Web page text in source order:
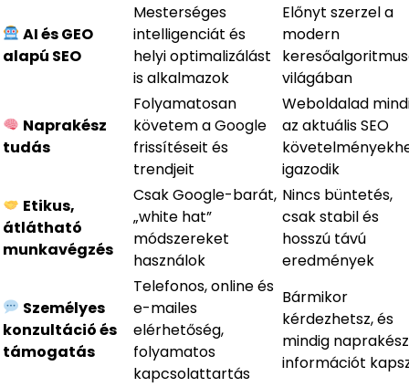
AI és GEO
alapú SEO
Mesterséges
intelligenciát és
helyi optimalizálást
is alkalmazok
Előnyt szerzel a
modern
világában
Naprakész
tudás
Folyamatosan
követem a Google
frissítéseit és
trendjeit
Weboldalad
az aktuális SEO
igazodik
Etikus,
átlátható
munkavégzés
Csak Google-barát,
„white hat”
módszereket
használok
Nincs büntetés,
csak stabil és
hosszú távú
eredmények
Személyes
konzultáció és
támogatás
Telefonos, online és
e-mailes
elérhetőség,
folyamatos
kapcsolattartás
Bármikor
kérdezhetsz, és
mindig naprakész
információt